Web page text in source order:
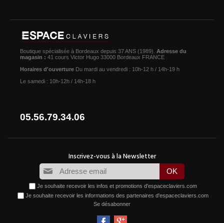
Boutique spécialisée à Bordeaux depuis 37 ANS (1989). Adresse du
magasin : 41 cours Victor Hugo 33000 Bordeaux FRANCE
Horaires d'ouverture Du mardi au vendredi : 10h-12 h / 14h-19 h
Le samedi : 10h-12h / 14h-18 h
05.56.79.34.06
Je souhaite recevoir les infos et promotions d'espaceclaviers.com
Je souhaite recevoir les informations des partenaires d'espaceclaviers.com
Se désabonner